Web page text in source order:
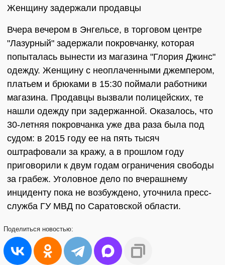
Женщину задержали продавцы
Вчера вечером в Энгельсе, в торговом центре
"Лазурный" задержали покровчанку, которая
попыталась вынести из магазина "Глория Джинс"
одежду. Женщину с неоплаченными джемпером,
платьем и брюками в 15:30 поймали работники
магазина. Продавцы вызвали полицейских, те
нашли одежду при задержанной. Оказалось, что
30-летняя покровчанка уже два раза была под
судом: в 2015 году ее на пять тысяч
оштрафовали за кражу, а в прошлом году
приговорили к двум годам ограничения свободы
за грабеж. Уголовное дело по вчерашнему
инциденту пока не возбуждено, уточнила пресс-
служба ГУ МВД по Саратовской области.
Поделиться новостью: